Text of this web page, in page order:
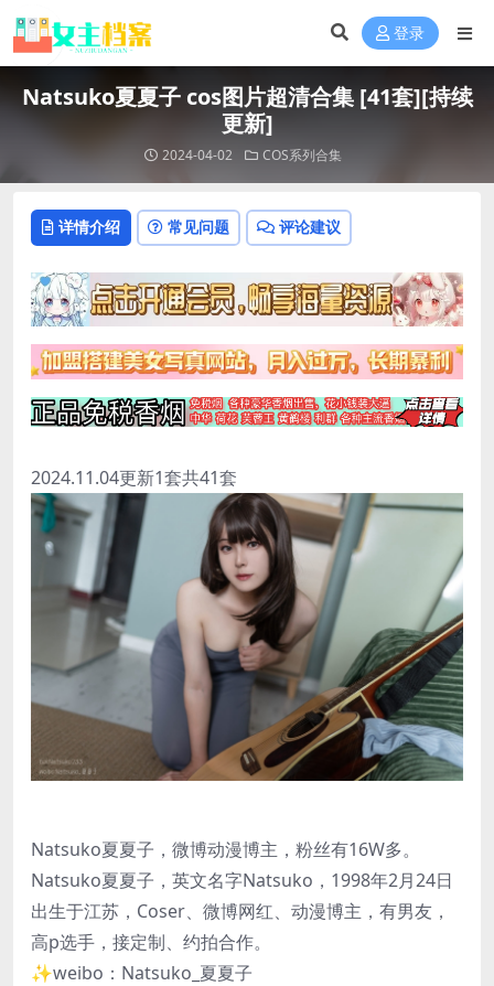
登录
Natsuko夏夏子 cos图片超清合集 [41套][持续
更新]
2024-04-02 COS系列合集
详情介绍 常见问题 评论建议
2024.11.04更新1套共41套
Natsuko夏夏子，微博动漫博主，粉丝有16W多。
Natsuko夏夏子，英文名字Natsuko，1998年2月24日
出生于江苏，Coser、微博网红、动漫博主，有男友，
高p选手，接定制、约拍合作。
✨weibo：Natsuko_夏夏子